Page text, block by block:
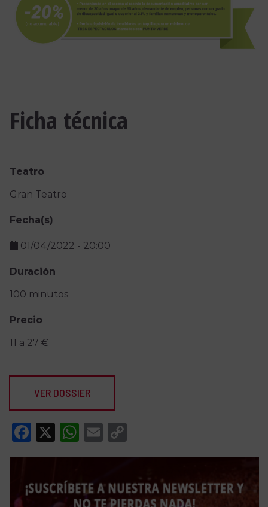
Ficha técnica
Teatro
Gran Teatro
Fecha(s)
01/04/2022 - 20:00
Duración
100 minutos
Precio
11 a 27 €
VER DOSSIER
Facebook
X WhatsApp
Email
Link